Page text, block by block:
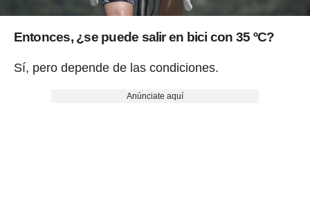
Entonces,¿se puede salir en bici con 35 ºC?
Sí, pero depende de las condiciones.
Anúnciate aquí